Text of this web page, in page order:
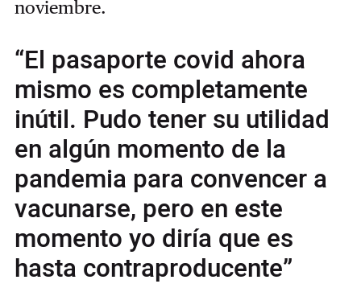
noviembre.
“El pasaporte covid ahora
mismo es completamente
inútil. Pudo tener su utilidad
en algún momento de la
pandemia para convencer a
vacunarse, pero en este
momento yo diría que es
hasta contraproducente”